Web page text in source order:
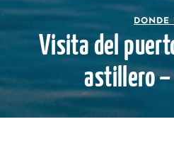
DONDE
Visita del
astillero